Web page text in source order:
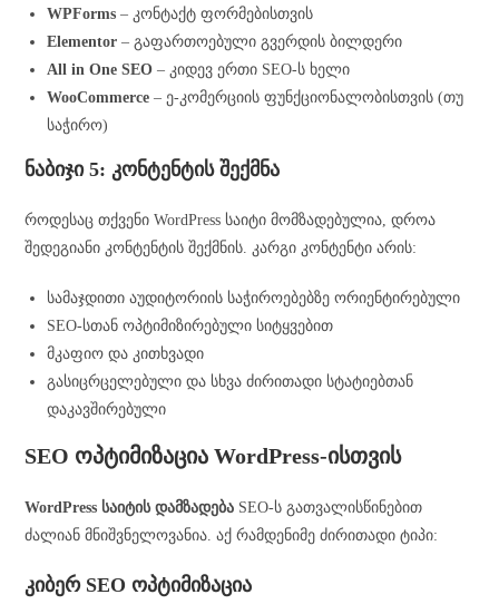
WPForms – კონტაქტ ფორმებისთვის
Elementor – გაფართოებული გვერდის ბილდერი
All in One SEO – კიდევ ერთი SEO-ს ხელი
WooCommerce – ე-კომერციის ფუნქციონალობისთვის (თუ
საჭირო)
ნაბიჯი 5: კონტენტის შექმნა
როდესაც თქვენი WordPress საიტი მომზადებულია, დროა
შედეგიანი კონტენტის შექმნის. კარგი კონტენტი არის:
სამაჯდითი აუდიტორიის საჭიროებებზე ორიენტირებული
SEO-სთან ოპტიმიზირებული სიტყვებით
მკაფიო და კითხვადი
გასიცრცელებული და სხვა ძირითადი სტატიებთან
დაკავშირებული
SEO ოპტიმიზაცია WordPress-ისთვის
WordPress საიტის დამზადება SEO-ს გათვალისწინებით
ძალიან მნიშვნელოვანია. აქ რამდენიმე ძირითადი ტიპი:
კიბერ SEO ოპტიმიზაცია